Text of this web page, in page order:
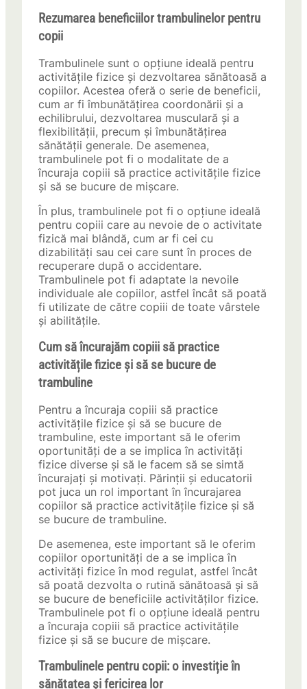
Rezumarea beneficiilor trambulinelor pentru
copii
Trambulinele sunt o opțiune ideală pentru
activitățile fizice și dezvoltarea sănătoasă a
copiilor. Acestea oferă o serie de beneficii,
cum ar fi îmbunătățirea coordonării și a
echilibrului, dezvoltarea musculară și a
flexibilității, precum și îmbunătățirea
sănătății generale. De asemenea,
trambulinele pot fi o modalitate de a
încuraja copiii să practice activitățile fizice
și să se bucure de mișcare.
În plus, trambulinele pot fi o opțiune ideală
pentru copiii care au nevoie de o activitate
fizică mai blândă, cum ar fi cei cu
dizabilități sau cei care sunt în proces de
recuperare după o accidentare.
Trambulinele pot fi adaptate la nevoile
individuale ale copiilor, astfel încât să poată
fi utilizate de către copiii de toate vârstele
și abilitățile.
Cum să încurajăm copiii să practice
activitățile fizice și să se bucure de
trambuline
Pentru a încuraja copiii să practice
activitățile fizice și să se bucure de
trambuline, este important să le oferim
oportunități de a se implica în activități
fizice diverse și să le facem să se simtă
încurajați și motivați. Părinții și educatorii
pot juca un rol important în încurajarea
copiilor să practice activitățile fizice și să
se bucure de trambuline.
De asemenea, este important să le oferim
copiilor oportunități de a se implica în
activități fizice în mod regulat, astfel încât
să poată dezvolta o rutină sănătoasă și să
se bucure de beneficiile activităților fizice.
Trambulinele pot fi o opțiune ideală pentru
a încuraja copiii să practice activitățile
fizice și să se bucure de mișcare.
Trambulinele pentru copii: o investiție în
sănătatea și fericirea lor